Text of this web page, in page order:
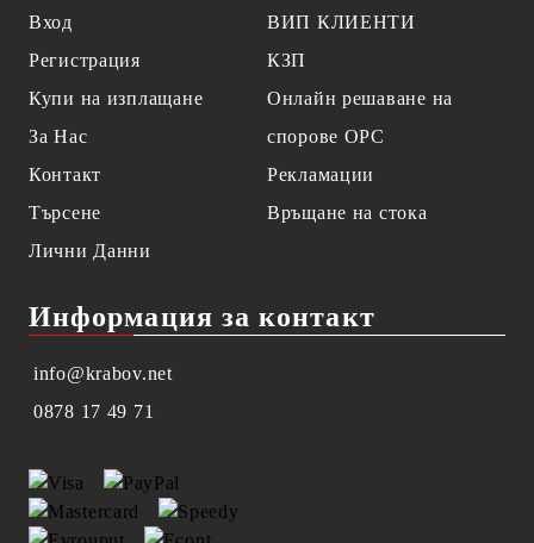
Вход
Регистрация
Купи на изплащане
За Нас
Контакт
Търсене
Лични Данни
ВИП КЛИЕНТИ
КЗП
Онлайн решаване на
спорове OPC
Рекламации
Връщане на стока
Информация за контакт
info@krabov.net
0878 17 49 71